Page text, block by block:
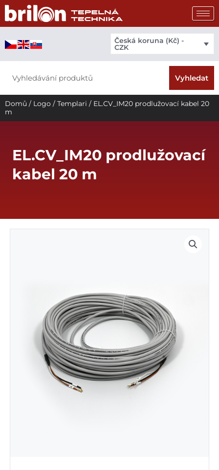
Přeskočit
obsah
Česká koruna (Kč) -
CZK
Vyhledat
Domů / Logo / Templari / EL.CV_IM20 prodlužovací kabel 20
m
EL.CV_IM20 prodlužovací
kabel 20 m